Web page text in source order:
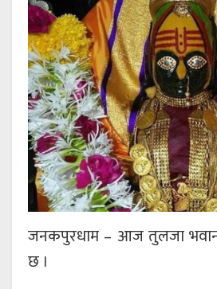
जनकपुरधाम – आज तुलजा
छ ।